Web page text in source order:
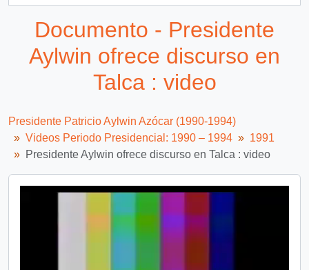
Documento - Presidente
Aylwin ofrece discurso en
Talca : video
Presidente Patricio Aylwin Azócar (1990-1994)
Videos Periodo Presidencial: 1990 – 1994
1991
Presidente Aylwin ofrece discurso en Talca : video
Video
Player